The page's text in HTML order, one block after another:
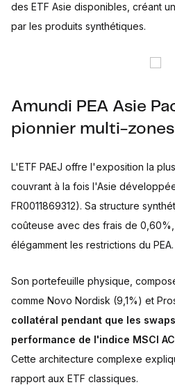
des ETF Asie disponibles, créant
par les produits synthétiques.
Amundi PEA Asie
pionnier multi-zones
L'ETF PAEJ offre l'exposition la
couvrant à la fois l'Asie
FR0011869312). Sa structure
coûteuse avec des frais de
élégamment les restrictions du PEA.
Son portefeuille physique,
comme Novo Nordisk (9,1%) et
collatéral pendant que les
performance de l'indice MSCI
Cette architecture complexe
rapport aux ETF classiques.